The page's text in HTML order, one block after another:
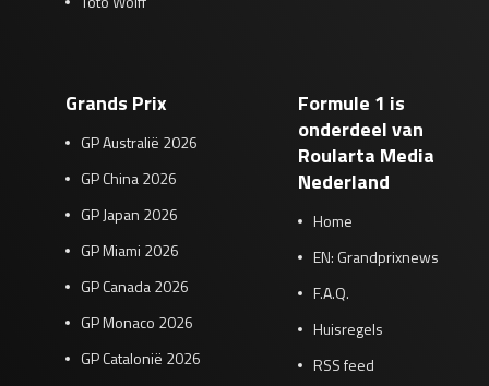
Grands Prix
GP Australië 2026
GP China 2026
GP Japan 2026
GP Miami 2026
GP Canada 2026
GP Monaco 2026
GP Catalonië 2026
Formule 1 is
onderdeel van
Roularta Media
Nederland
Home
EN: Grandprixnews
F.A.Q.
Huisregels
RSS feed